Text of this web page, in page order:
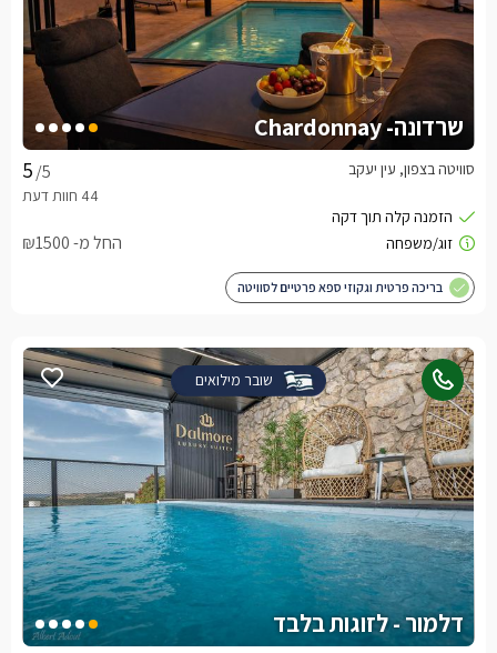
שרדונה- Chardonnay
/5 סוויטה בצפון, עין יעקב
החל מ- ₪1500
בריכה פרטית וגקוזי ספא פרטיים לסוויטה
שובר מילואים
דלמור - לזוגות בלבד